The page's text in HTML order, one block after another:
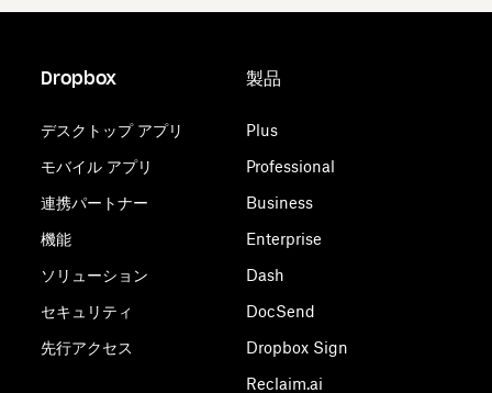
Dropbox
デスクトップ アプリ
モバイル アプリ
連携パートナー
機能
ソリューション
セキュリティ
先行アクセス
製品
Plus
Professional
Business
Enterprise
Dash
DocSend
Dropbox Sign
Reclaim.ai